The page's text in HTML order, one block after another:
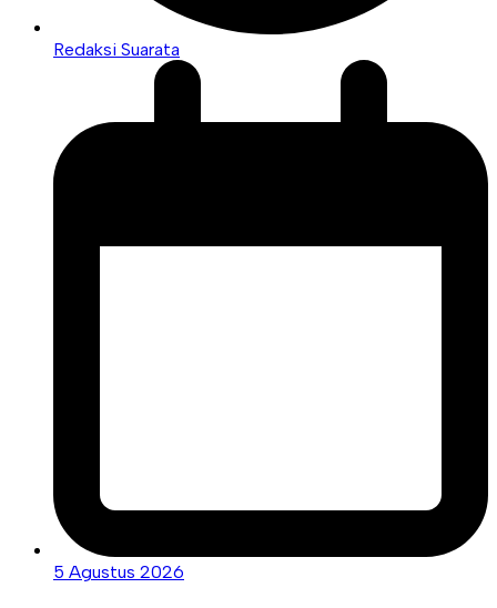
Redaksi Suarata
5 Agustus 2026